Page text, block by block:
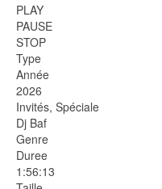
PLAY
PAUSE
STOP
Type
Année
2026
Invités, Spéciale
Dj Baf
Genre
Duree
1:56:13